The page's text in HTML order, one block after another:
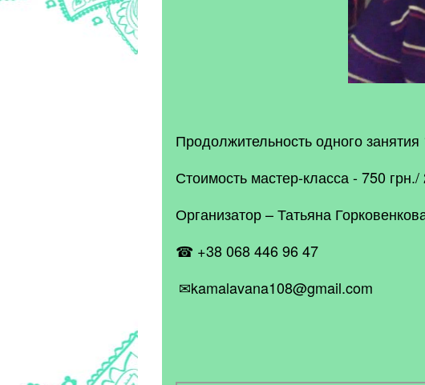
Продолжительность одного занятия
Стоимость мастер-класса - 750 грн./
Организатор – Татьяна
☎ +38 068 446 96 47
✉kamalavana108@gmail.com